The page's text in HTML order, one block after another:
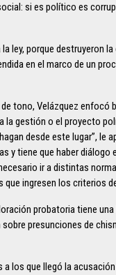
si es político es
la ley, porque destruyeron
en el marco de un
tono, Velázquez enfocó
la gestión o el proyecto
desde este lugar”, le
y tiene que haber
ir a distintas
ingresen los criterios
probatoria tiene
presunciones de
los que llegó la